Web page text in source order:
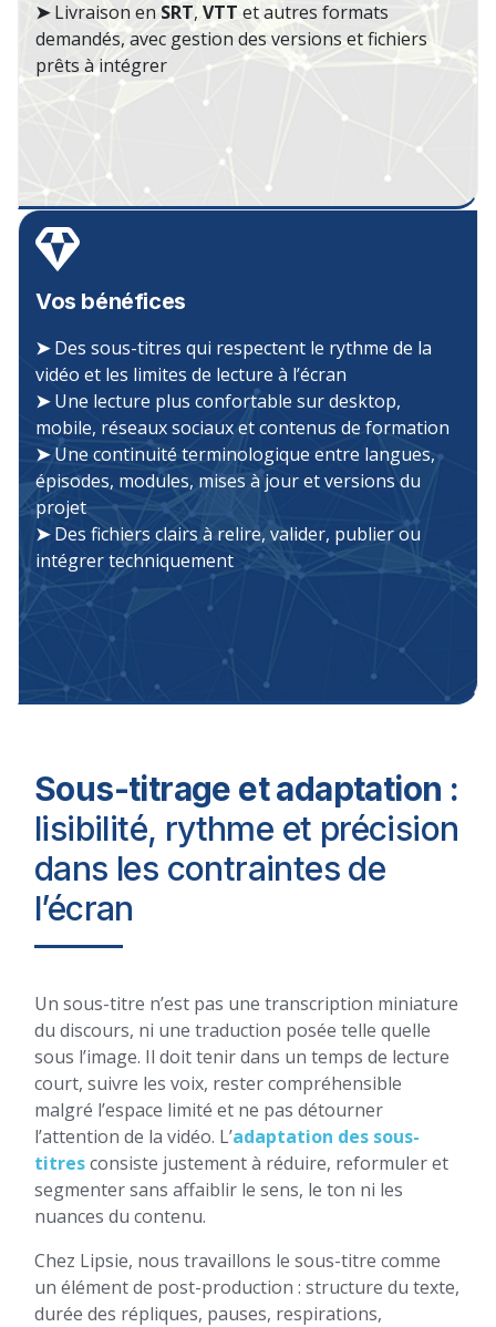
➤Livraison en SRT, VTT et autres formats
demandés, avec gestion des versions et fichiers
prêts à intégrer
Vos bénéfices
➤Des sous-titres qui respectent le rythme de la
vidéo et les limites de lecture à l’écran
➤Une lecture plus confortable sur desktop,
mobile, réseaux sociaux et contenus de formation
➤Une continuité terminologique entre langues,
épisodes, modules, mises à jour et versions du
projet
➤Des fichiers clairs à relire, valider, publier ou
intégrer techniquement
Sous-titrage et adaptation :
lisibilité, rythme et précision
dans les contraintes de
l’écran
Un sous-titre n’est pas une transcription miniature
du discours, ni une traduction posée telle quelle
sous l’image. Il doit tenir dans un temps de lecture
court, suivre les voix, rester compréhensible
malgré l’espace limité et ne pas détourner
l’attention de la vidéo. L’adaptation des sous-
titresconsiste justement à réduire, reformuler et
segmenter sans affaiblir le sens, le ton ni les
nuances du contenu.
Chez Lipsie, nous travaillons le sous-titre comme
un élément de post-production : structure du texte,
durée des répliques, pauses, respirations,